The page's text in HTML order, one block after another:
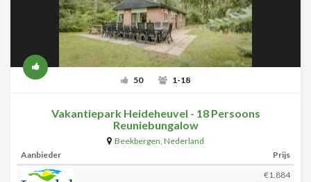
50 1-18
Vakantiepark Heideheuvel - 18 Persoons
Reuniebungalow
Beekbergen, Nederland
Aanbieder
Prijs
€1.884